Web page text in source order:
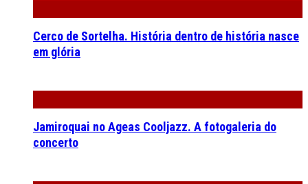
Cerco de Sortelha. História dentro de história nasce
em glória
Jamiroquai no Ageas Cooljazz. A fotogaleria do
concerto